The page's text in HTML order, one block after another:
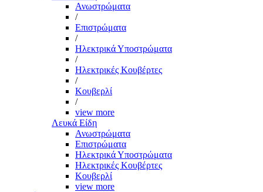
Ανωστρώματα
/
Επιστρώματα
/
Ηλεκτρικά Υποστρώματα
/
Ηλεκτρικές Κουβέρτες
/
Κουβερλί
/
view more
Λευκά Είδη
Ανωστρώματα
Επιστρώματα
Ηλεκτρικά Υποστρώματα
Ηλεκτρικές Κουβέρτες
Κουβερλί
view more